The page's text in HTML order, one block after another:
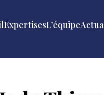
ExpertisesL’équipe